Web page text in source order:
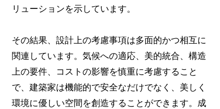
リューションを示しています。
その結果、設計上の考慮事項は多面的かつ相互に
関連しています。気候への適応、美的統合、構造
上の要件、コストの影響を慎重に考慮すること
で、建築家は機能的で安全なだけでなく、美しく
環境に優しい空間を創造することができます。成